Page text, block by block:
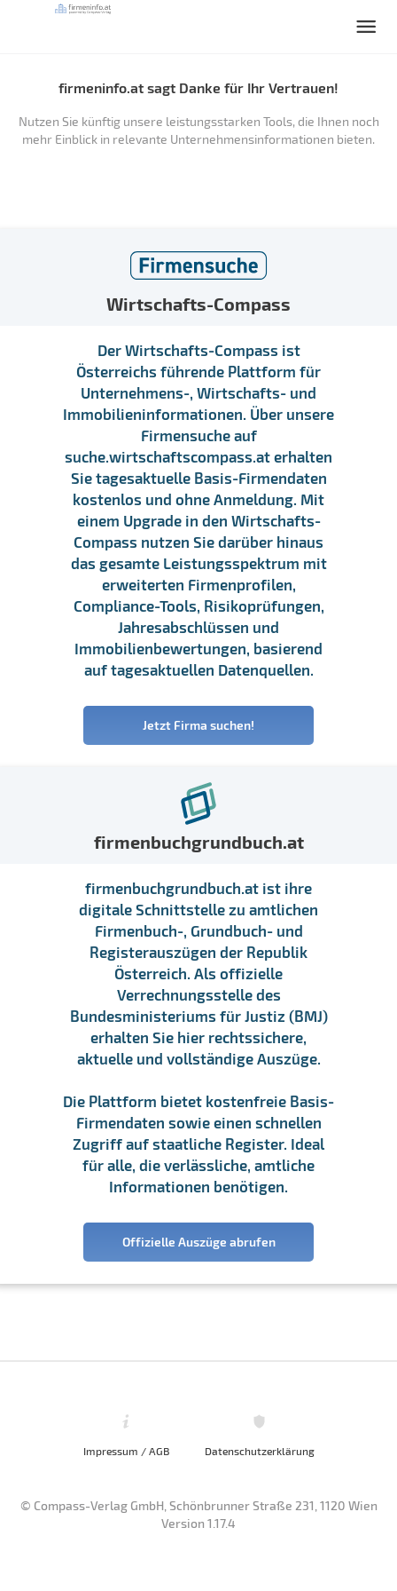
firmeninfo.at sagt Danke für Ihr Vertrauen!
Nutzen Sie künftig unsere leistungsstarken Tools, die Ihnen noch
mehr Einblick in relevante Unternehmensinformationen bieten.
Wirtschafts-Compass
Der Wirtschafts-Compass ist
Österreichs führende Plattform für
Unternehmens-, Wirtschafts- und
Immobilieninformationen. Über unsere
Firmensuche auf
suche.wirtschaftscompass.at erhalten
Sie tagesaktuelle Basis-Firmendaten
kostenlos und ohne Anmeldung. Mit
einem Upgrade in den Wirtschafts-
Compass nutzen Sie darüber hinaus
das gesamte Leistungsspektrum mit
erweiterten Firmenprofilen,
Compliance-Tools, Risikoprüfungen,
Jahresabschlüssen und
Immobilienbewertungen, basierend
auf tagesaktuellen Datenquellen.
Jetzt Firma suchen!
firmenbuchgrundbuch.at
firmenbuchgrundbuch.at ist ihre
digitale Schnittstelle zu amtlichen
Firmenbuch-, Grundbuch- und
Registerauszügen der Republik
Österreich. Als offizielle
Verrechnungsstelle des
Bundesministeriums für Justiz (BMJ)
erhalten Sie hier rechtssichere,
aktuelle und vollständige Auszüge.
Die Plattform bietet kostenfreie Basis-
Firmendaten sowie einen schnellen
Zugriff auf staatliche Register. Ideal
für alle, die verlässliche, amtliche
Informationen benötigen.
Offizielle Auszüge abrufen
Impressum / AGB Datenschutzerklärung
© Compass-Verlag GmbH, Schönbrunner Straße 231, 1120 Wien
Version 1.17.4